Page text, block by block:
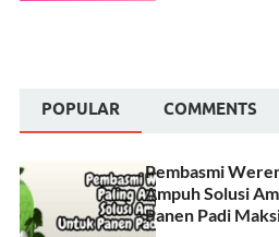
POPULAR COMMENTS
Pembasmi
Ampuh Solusi
Panen Padi